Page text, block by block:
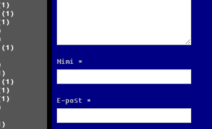
(1)
(1)
(1)
Nimi *
E-post *